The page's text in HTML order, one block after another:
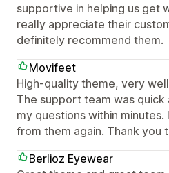
supportive in helping us get
really appreciate their
definitely recommend them.
Movifeet
High-quality theme, very
The support team was quick
my questions within
from them again. Thank you
Berlioz Eyewear